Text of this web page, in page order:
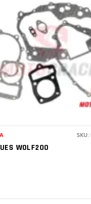
AÑADIR AL CARRITO
WOLF200
SKU: